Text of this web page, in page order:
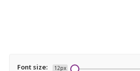
Font size: 12px